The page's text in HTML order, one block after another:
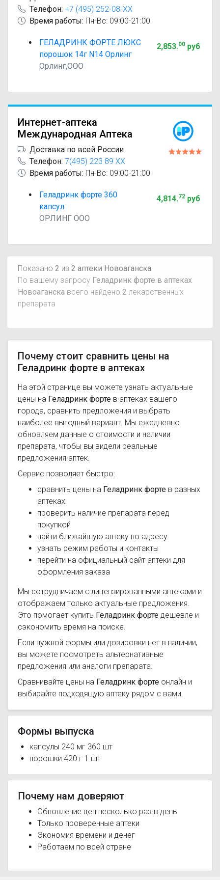
Телефон: +7 (495) 252-08-XX
Время работы: Пн-Вс: 09:00-21:00
ГЕЛАДРИНК ФОРТЕ ЛЮКС
порошок 14г N14 Орлинг
Орлинг,ООО
2,853.00руб
Интернет-аптека
Международная Аптека
Доставка по всей России
Телефон: 7(495) 223 89 XX
Время работы: Пн-Вс: 09:00-21:00
Геладринк форте 360
капсул
ОРЛИНГ ООО
4,814.72руб
Показано 2 из 2 аптеки Новоаганска
По вашему запросу Геладринк форте в аптеках
Новоаганска всего найдено 2 лекарственных
препарата
Почему стоит сравнить цены на
Геладринк форте в аптеках
На этой странице вы можете узнать актуальные
цены на Геладринк форте в аптеках вашего
города, сравнить предложения и выбрать
наиболее выгодный вариант. Мы ежедневно
обновляем данные о стоимости и наличии
препарата, чтобы вы видели реальные
предложения аптек.
Сервис позволяет быстро:
сравнить цены на Геладринк форте в разных
аптеках
проверить наличие препарата перед
покупкой
найти ближайшую аптеку по адресу
узнать режим работы и контакты
перейти на официальный сайт аптеки для
оформления заказа
Мы сотрудничаем с лицензированными аптеками и
отображаем только актуальные предложения.
Это помогает купить Геладринк форте дешевле и
сэкономить время на поиске.
Если нужной формы или дозировки нет в наличии,
вы можете посмотреть альтернативные
предложения или аналоги препарата.
Сравнивайте цены на Геладринк форте онлайн и
выбирайте подходящую аптеку рядом с вами.
Формы выпуска
капсулы 240 мг 360 шт
порошки 420 г 1 шт
Почему нам доверяют
Обновление цен несколько раз в день
Только проверенные аптеки
Экономия времени и денег
Работаем по всей стране